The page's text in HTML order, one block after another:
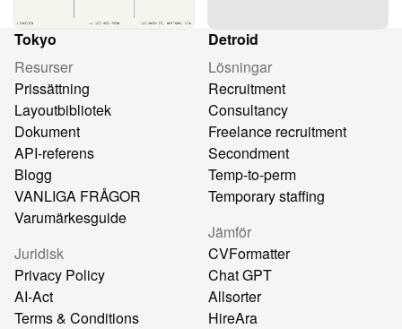
Tokyo
Detroid
Resurser
Prissättning
Layoutbibliotek
Dokument
API-referens
Blogg
VANLIGA FRÅGOR
Varumärkesguide
Juridisk
Privacy Policy
AI-Act
Terms & Conditions
Lösningar
Recruitment
Consultancy
Freelance recruitment
Secondment
Temp-to-perm
Temporary staffing
Jämför
CVFormatter
Chat GPT
Allsorter
HireAra